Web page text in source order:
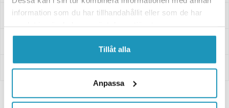
information som du har tillhandahållit eller som de har
Tillåt alla
Anpassa
Frågor och svar
Betalning